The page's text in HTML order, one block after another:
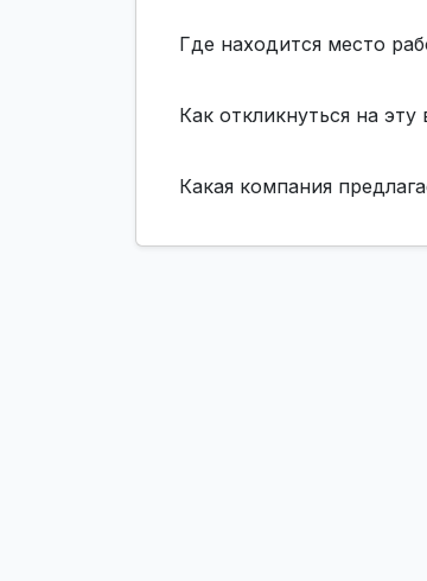
Где находится место
Как откликнуться на эту
Какая компания